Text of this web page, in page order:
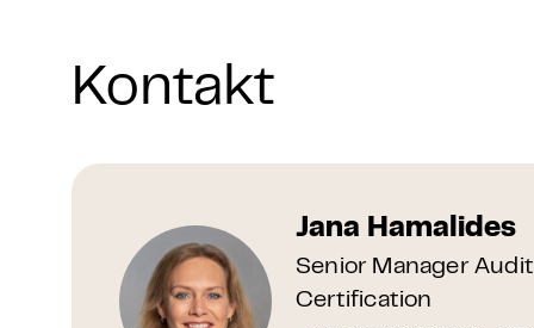
Kontakt
Jana Hamalides
Senior Manager
Certification